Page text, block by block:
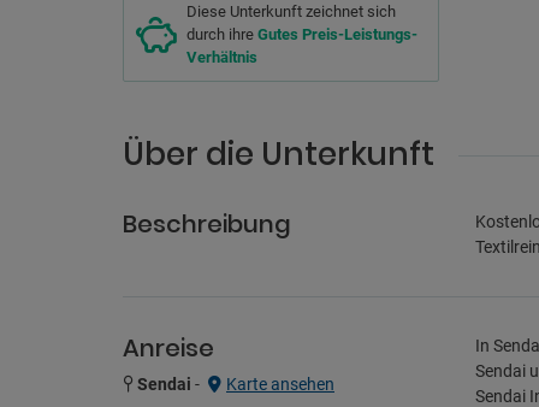
Diese Unterkunft zeichnet sich
durch ihre Gutes Preis-Leistungs-
Verhältnis
Über die Unterkunft
Beschreibung
Anreise
Sendai - Karte ansehen
In
Sendai
Sendai